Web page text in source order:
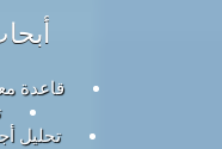
قاعدة
تحليل